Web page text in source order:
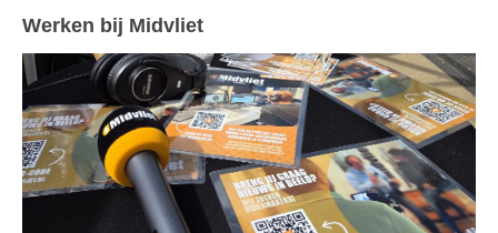
Werken bij Midvliet